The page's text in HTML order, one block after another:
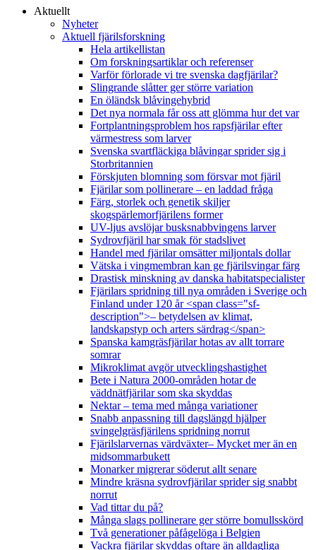
Aktuellt
Nyheter
Aktuell fjärilsforskning
Hela artikellistan
Om forskningsartiklar och referenser
Varför förlorade vi tre svenska dagfjärilar?
Slingrande slåtter ger större variation
En öländsk blåvingehybrid
Det nya normala får oss att glömma hur det var
Fortplantningsproblem hos rapsfjärilar efter
värmestress som larver
Svenska svartfläckiga blåvingar sprider sig i
Storbritannien
Förskjuten blomning som försvar mot fjäril
Fjärilar som pollinerare – en laddad fråga
Färg, storlek och genetik skiljer
skogspärlemorfjärilens former
UV-ljus avslöjar busksnabbvingens larver
Sydrovfjäril har smak för stadslivet
Handel med fjärilar omsätter miljontals dollar
Vätska i vingmembran kan ge fjärilsvingar färg
Drastisk minskning av danska habitatspecialister
Fjärilars spridning till nya områden i Sverige och
Finland under 120 år <span class="sf-
description">– betydelsen av klimat,
landskapstyp och arters särdrag</span>
Spanska kamgräsfjärilar hotas av allt torrare
somrar
Mikroklimat avgör utvecklingshastighet
Bete i Natura 2000-områden hotar de
väddnätfjärilar som ska skyddas
Nektar – tema med många variationer
Snabb anpassning till dagslängd hjälper
svingelgräsfjärilens spridning norrut
Fjärilslarvernas värdväxter– Mycket mer än en
midsommarbukett
Monarker migrerar söderut allt senare
Mindre kräsna sydrovfjärilar sprider sig snabbt
norrut
Vad tittar du på?
Många slags pollinerare ger större bomullsskörd
Två generationer påfågelöga i Belgien
Vackra fjärilar skyddas oftare än alldagliga